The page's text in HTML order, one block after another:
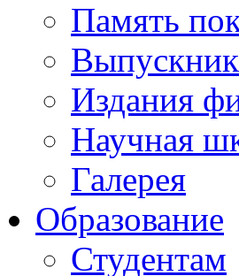
Память
Издания
Научная
Галерея
Образование
Студентам